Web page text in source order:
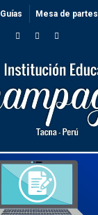
Guías Mesa de partes